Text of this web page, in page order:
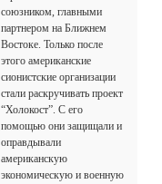
союзником, главными
партнером на Ближнем
Востоке. Только после
этого американские
сионистские организации
стали раскручивать проект
“Холокост”. С его
помощью они защищали и
оправдывали
американскую
экономическую и военную